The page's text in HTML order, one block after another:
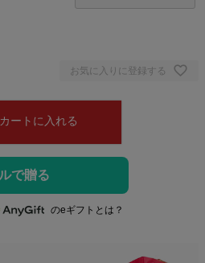
お気に入りに登録する
カートに入れる
のeギフトとは？